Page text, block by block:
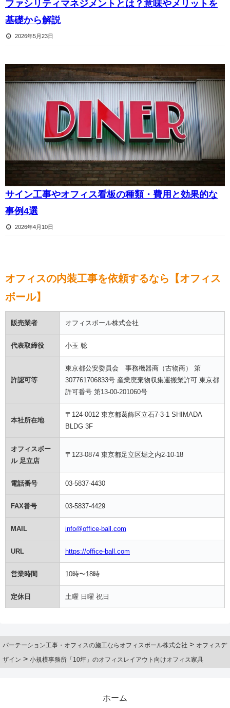
ファシリティマネジメントとは？意味やメリットを
基礎から解説
2026年5月23日
サイン工事やオフィス看板の種類・費用と効果的な
事例4選
2026年4月10日
オフィスの内装工事を依頼するなら【オフィス
ボール】
販売業者 オフィスボール株式会社
代表取締役 小玉 聡
許認可等
東京都公安委員会 事務機器商（古物商） 第
307761706833号 産業廃棄物収集運搬業許可 東京都
許可番号 第13-00-201060号
本社所在地
〒124-0012 東京都葛飾区立石7-3-1 SHIMADA
BLDG 3F
オフィスボー
ル 足立店
〒123-0874 東京都足立区堀之内2-10-18
電話番号 03-5837-4430
FAX番号 03-5837-4429
MAIL info@office-ball.com
URL https://office-ball.com
営業時間 10時〜18時
定休日 土曜 日曜 祝日
パーテーション工事・オフィスの施工ならオフィスボール株式会社 > オフィスデ
ザイン > 小規模事務所「10坪」のオフィスレイアウト向けオフィス家具
ホーム